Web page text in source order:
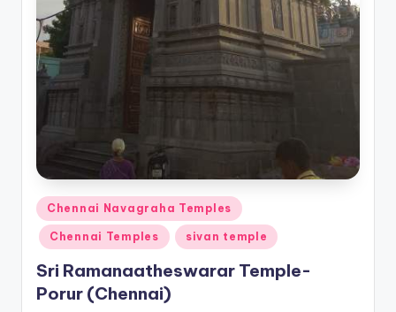
Posted
in
Chennai Navagraha Temples
Chennai Temples sivan temple
Sri Ramanaatheswarar Temple-
Porur (Chennai)